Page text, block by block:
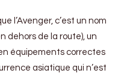
l’Avenger, c’est un nom
dehors de la route), un
équipements correctes
asiatique qui n’est